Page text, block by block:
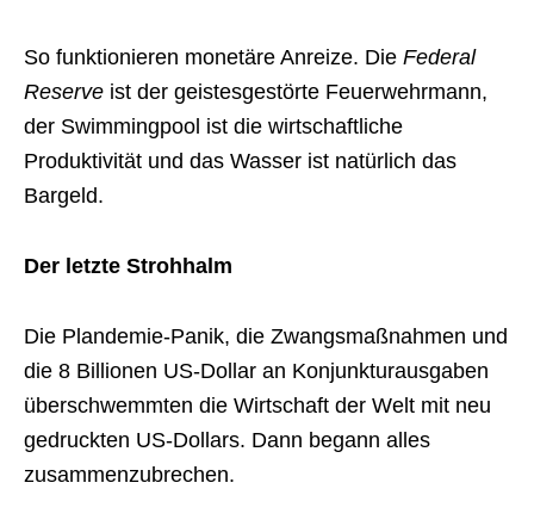
So funktionieren monetäre Anreize. Die Federal
Reserve ist der geistesgestörte Feuerwehrmann,
der Swimmingpool ist die wirtschaftliche
Produktivität und das Wasser ist natürlich das
Bargeld.
Der letzte Strohhalm
Die Plandemie-Panik, die Zwangsmaßnahmen und
die 8 Billionen US-Dollar an Konjunkturausgaben
überschwemmten die Wirtschaft der Welt mit neu
gedruckten US-Dollars. Dann begann alles
zusammenzubrechen.